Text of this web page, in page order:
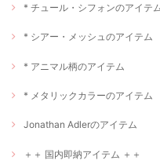
* チュール・シフォンのアイテ
* シアー・メッシュのアイテム
* アニマル柄のアイテム
* メタリックカラーのアイテム
Jonathan Adlerのアイテム
＋＋ 国内即納アイテム ＋＋